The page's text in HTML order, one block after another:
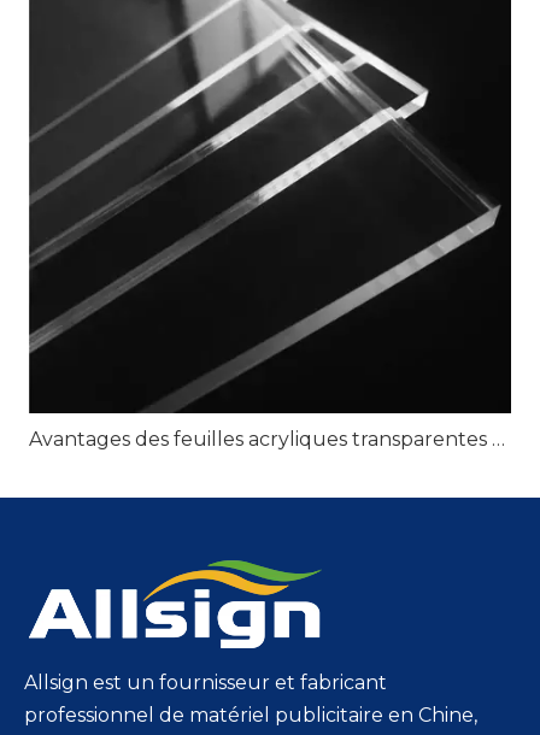
Avantages des feuilles acryliques transparentes pour une signalisation transparente
Allsign est un fournisseur et fabricant
professionnel de matériel publicitaire en Chine,